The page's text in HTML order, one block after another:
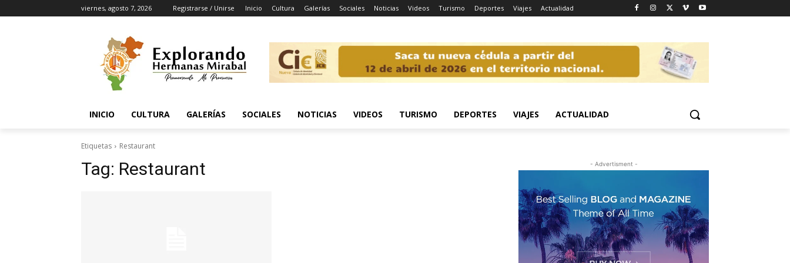
viernes, agosto 7, 2026 Registrarse / Unirse Inicio Cultura Galerías Sociales Noticias Videos Turismo Deportes Viajes Actualidad
INICIO CULTURA GALERÍAS SOCIALES NOTICIAS VIDEOS TURISMO DEPORTES VIAJES ACTUALIDAD
Etiquetas Restaurant
Tag: Restaurant - Advertisment -